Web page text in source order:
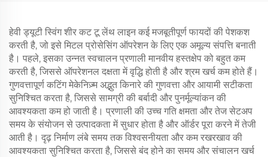
हेवी ड्यूटी स्विंग शीर कट टू लेंथ लाइन कई मजबूतीपूर्ण फायदों की पेशकश
करती है, जो इसे मिटल प्रोसेसिंग ऑपरेशन के लिए एक अमूल्य संपत्ति बनाती
है। पहले, इसका उन्नत स्वचालन प्रणाली मानवीय हस्तक्षेप को बहुत कम
करती है, जिससे ऑपरेशनल दक्षता में वृद्धि होती है और श्रम खर्च कम होते हैं।
गुणवत्तापूर्ण कटिंग मेकेनिज़्म अद्भुत किनारे की गुणवत्ता और आयामी सटीकता
सुनिश्चित करता है, जिससे सामग्री की बर्बादी और पुनर्मूल्यांकन की
आवश्यकता कम हो जाती है। प्रणाली की उच्च गति क्षमता और तेज सेटअप
समय के संयोजन से उत्पादकता में सुधार होता है और ऑर्डर पूरा करने में तेजी
आती है। दृढ़ निर्माण लंबे समय तक विश्वसनीयता और कम रखरखाव की
आवश्यकता सुनिश्चित करता है, जिससे बंद होने का समय और संचालन खर्च